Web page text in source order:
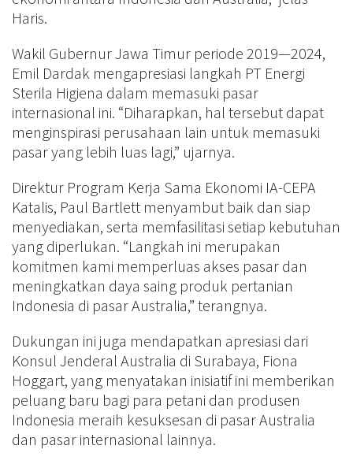
Haris.
Wakil Gubernur Jawa Timur periode 2019—2024,
Emil Dardak mengapresiasi langkah PT Energi
Sterila Higiena dalam memasuki pasar
internasional ini. “Diharapkan, hal tersebut dapat
menginspirasi perusahaan lain untuk memasuki
pasar yang lebih luas lagi,” ujarnya.
Direktur Program Kerja Sama Ekonomi IA-CEPA
Katalis, Paul Bartlett menyambut baik dan siap
menyediakan, serta memfasilitasi setiap kebutuhan
yang diperlukan. “Langkah ini merupakan
komitmen kami memperluas akses pasar dan
meningkatkan daya saing produk pertanian
Indonesia di pasar Australia,” terangnya.
Dukungan ini juga mendapatkan apresiasi dari
Konsul Jenderal Australia di Surabaya, Fiona
Hoggart, yang menyatakan inisiatif ini memberikan
peluang baru bagi para petani dan produsen
Indonesia meraih kesuksesan di pasar Australia
dan pasar internasional lainnya.